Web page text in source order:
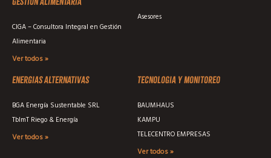
CIGA – Consultora Integral en Gestión
Alimentaria
Ver todos »
Asesores
Energias alternativas
BGA Energía Sustentable SRL
TblmT Riego & Energía
Ver todos »
Tecnologia y monitoreo
BAUMHAUS
KAMPU
TELECENTRO EMPRESAS
Ver todos »